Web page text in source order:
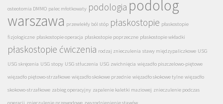
osteotomia DMMO palec młotkowaty podologia podolog
warszawa przewlekły ból stóp płaskostopie płaskostopie
fizjologiczne płaskostopie operacja płaskostopie poprzeczne płaskostopie wkładki
płaskostopie ćwiczenia rodzaj znieczulenia stawy międzypaliczkowe USG
USG skręcenia USG stopy USG stłuczenia USG zwichnięcia więzadło piszczelowo-piętowe
więzadło piętowo-strzałkowe więzadło skokowe przednie więzadło skokowe tylne więzadło
skokowo-strzałkowe zabieg operacyjny zapalenie kaletki maziowej znieczulenie podczas